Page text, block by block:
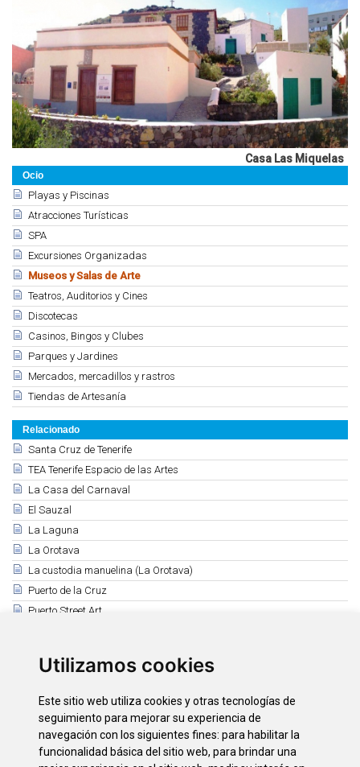
Utilizamos cookies
Este sitio web utiliza cookies y otras tecnologías de
seguimiento para mejorar su experiencia de
navegación con los siguientes fines: para habilitar la
funcionalidad básica del sitio web, para brindar una
Ocio
Playas y Piscinas
Atracciones Turísticas
SPA
Excursiones Organizadas
Museos y Salas de Arte
Teatros, Auditorios y Cines
Discotecas
Casinos, Bingos y Clubes
Parques y Jardines
Mercados, mercadillos y rastros
Tiendas de Artesanía
Relacionado
Santa Cruz de Tenerife
TEA Tenerife Espacio de las Artes
La Casa del Carnaval
El Sauzal
La Laguna
La Orotava
La custodia manuelina (La Orotava)
Puerto de la Cruz
Puerto Street Art
Adeje
Museo Alfarero de Candelaria "Casa las Miquelas"
Guía de Isora y Santiago del Teide
San Miguel de Abona
Casa Las Miquelas